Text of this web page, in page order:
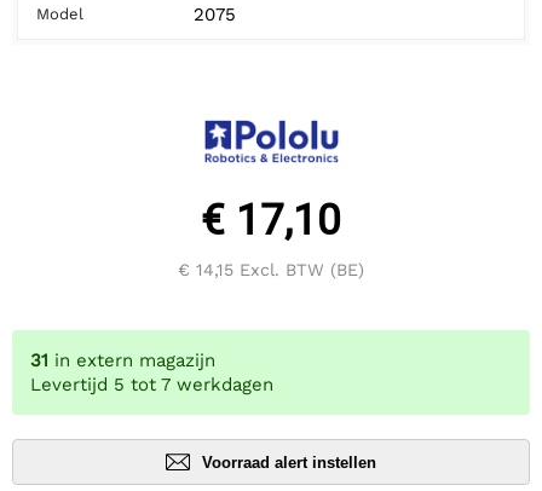
Model 2075
€ 17,10
€ 14,15 Excl. BTW (BE)
31 in extern magazijn
Levertijd 5 tot 7 werkdagen
Voorraad alert instellen